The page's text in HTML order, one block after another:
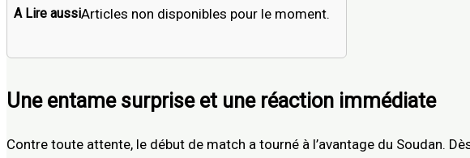
A Lire aussiArticles non disponibles pour le moment.
Une entame surprise et une réaction immédiate
Contre toute attente, le début de match a tourné à l’avantage du Soudan.